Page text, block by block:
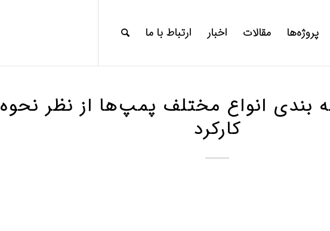
پروژه‌ها مقالات اخبار ارتباط با ما
طبقه بندی انواع مختلف پمپ‌ها از نظر نحوه
کارکرد